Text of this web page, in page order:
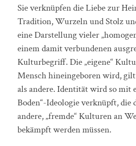
Sie verknüpfen die Liebe zur
Tradition, Wurzeln und Stolz
eine Darstellung vieler
einem damit verbundenen
Kulturbegriff. Die „eigene“
Mensch hineingeboren wird,
als andere. Identität wird so mit
Boden“-Ideologie verknüpft, die
andere, „fremde“ Kulturen an
bekämpft werden müssen.